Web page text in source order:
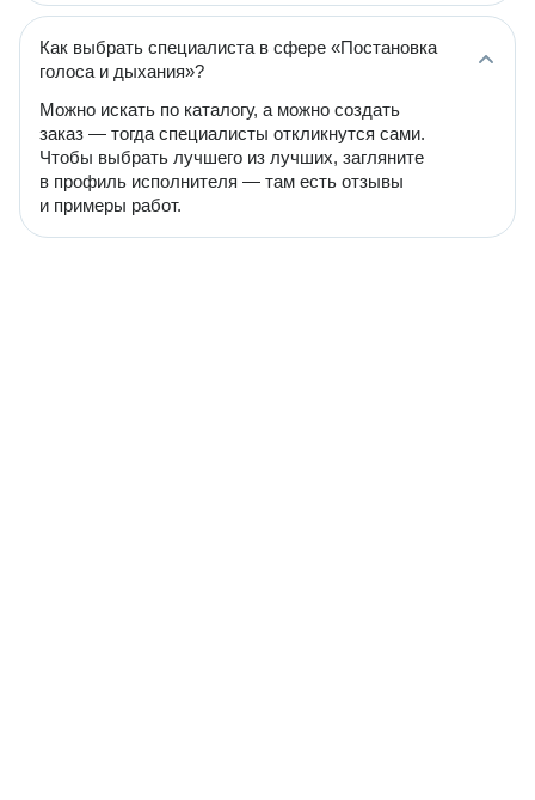
Как выбрать специалиста в сфере «Постановка
голоса и дыхания»?
Можно искать по каталогу, а можно создать
заказ — тогда специалисты откликнутся сами.
Чтобы выбрать лучшего из лучших, загляните
в профиль исполнителя — там есть отзывы
и примеры работ.